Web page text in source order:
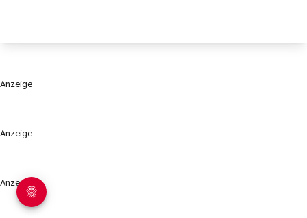
Anzeige
Anzeige
Anzeige